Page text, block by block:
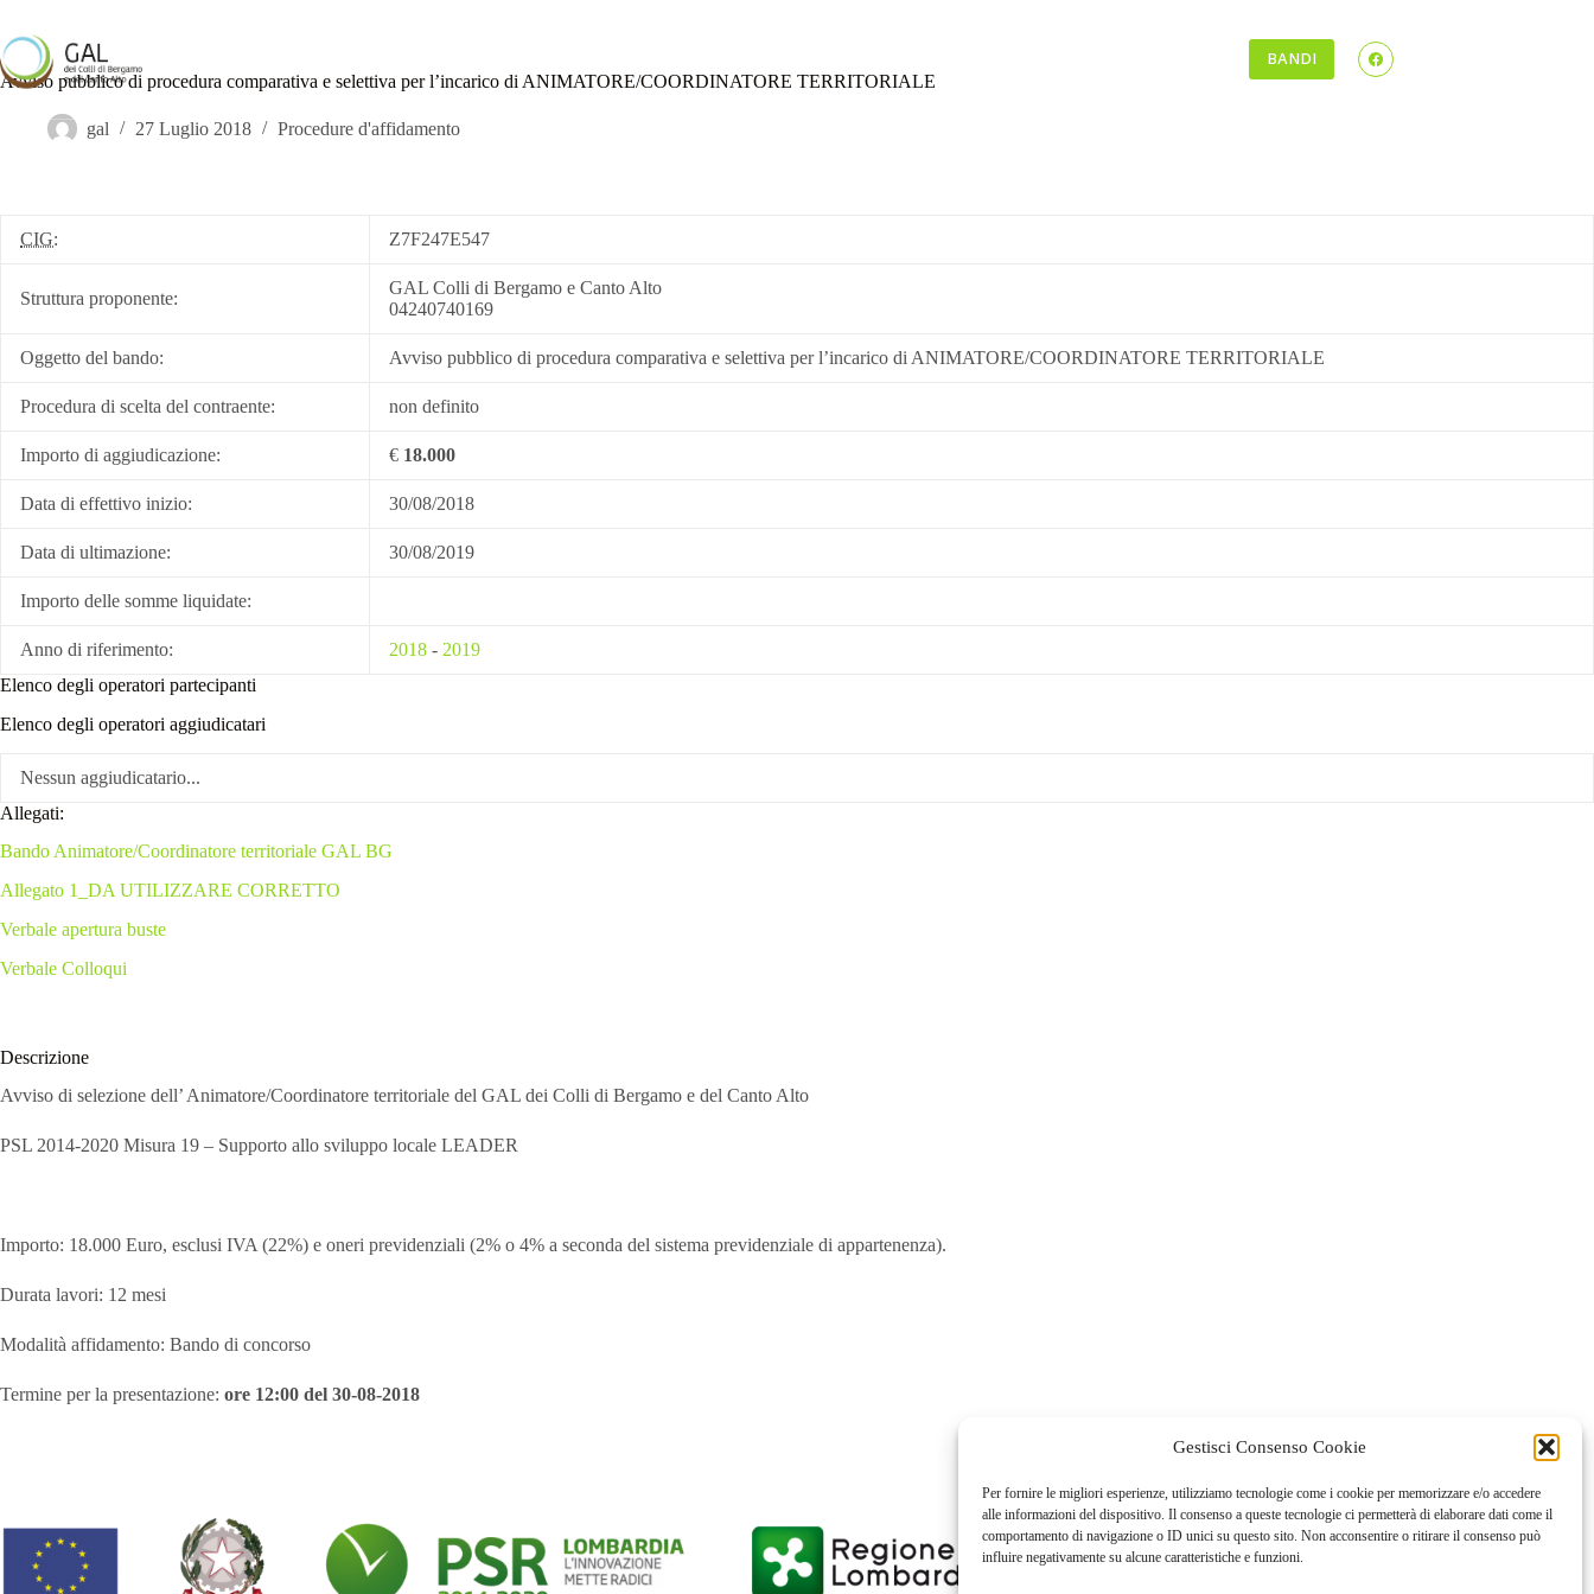
Gestisci Consenso Cookie
Per fornire le migliori esperienze, utilizziamo tecnologie come i cookie per memorizzare e/o accedere
alle informazioni del dispositivo. Il consenso a queste tecnologie ci permetterà di elaborare dati come il
comportamento di navigazione o ID unici su questo sito. Non acconsentire o ritirare il consenso può
influire negativamente su alcune caratteristiche e funzioni.
contenuto
BANDI
Avviso pubblico di procedura comparativa e selettiva per l’incarico di ANIMATORE/COORDINATORE TERRITORIALE
gal 27 Luglio 2018 Procedure d'affidamento
CIG: Z7F247E547
Struttura proponente:
GAL Colli di Bergamo e Canto Alto
04240740169
Oggetto del bando: Avviso pubblico di procedura comparativa e selettiva per l’incarico di ANIMATORE/COORDINATORE TERRITORIALE
Procedura di scelta del contraente: non definito
Importo di aggiudicazione: € 18.000
Data di effettivo inizio: 30/08/2018
Data di ultimazione: 30/08/2019
Importo delle somme liquidate:
Anno di riferimento: 2018 - 2019
Elenco degli operatori partecipanti
Elenco degli operatori aggiudicatari
Nessun aggiudicatario...
Allegati:
Bando Animatore/Coordinatore territoriale GAL BG
Allegato 1_DA UTILIZZARE CORRETTO
Verbale apertura buste
Verbale Colloqui
Descrizione
Avviso di selezione dell’ Animatore/Coordinatore territoriale del GAL dei Colli di Bergamo e del Canto Alto
PSL 2014-2020 Misura 19 – Supporto allo sviluppo locale LEADER
Importo: 18.000 Euro, esclusi IVA (22%) e oneri previdenziali (2% o 4% a seconda del sistema previdenziale di appartenenza).
Durata lavori: 12 mesi
Modalità affidamento: Bando di concorso
Termine per la presentazione: ore 12:00 del 30-08-2018